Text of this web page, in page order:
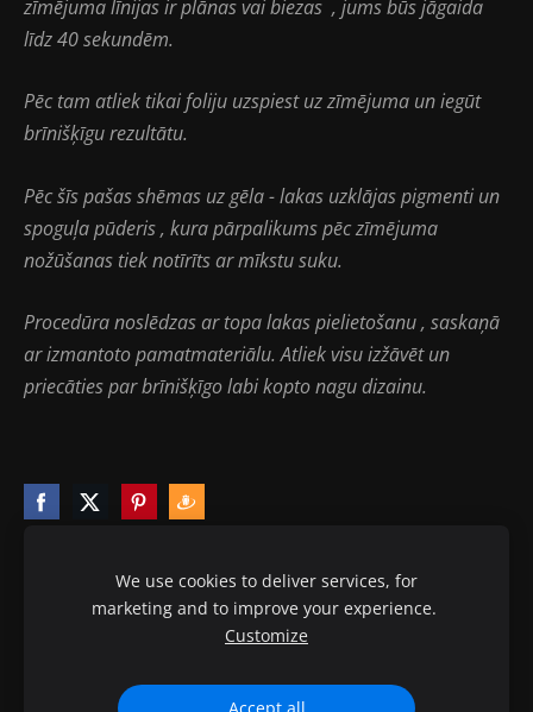
zīmējuma līnijas ir plānas vai biezas , jums būs jāgaida
līdz 40 sekundēm.
Pēc tam atliek tikai foliju uzspiest uz zīmējuma un iegūt
brīnišķīgu rezultātu.
Pēc šīs pašas shēmas uz gēla - lakas uzklājas pigmenti un
spoguļa pūderis , kura pārpalikums pēc zīmējuma
nožūšanas tiek notīrīts ar mīkstu suku.
Procedūra noslēdzas ar topa lakas pielietošanu , saskaņā
ar izmantoto pamatmateriālu. Atliek visu izžāvēt un
priecāties par brīnišķīgo labi kopto nagu dizainu.
Sīkdatnes
© 2010-2020 ptb.lv visas tiesības aizsargātas.
We use cookies to deliver services, for
marketing and to improve your experience.
Customize